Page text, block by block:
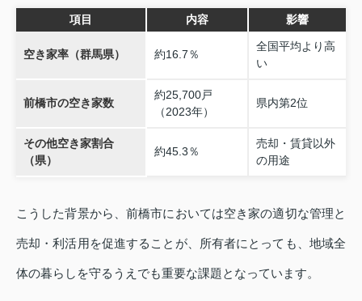
項目 内容 影響
空き家率（群馬県） 約16.7％
全国平均より高
い
前橋市の空き家数
約25,700戸
（2023年）
県内第2位
その他空き家割合
（県）
約45.3％
売却・賃貸以外
の用途
こうした背景から、前橋市においては空き家の適切な管理と
売却・利活用を促進することが、所有者にとっても、地域全
体の暮らしを守るうえでも重要な課題となっています。